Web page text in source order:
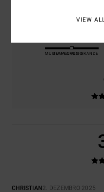
MUITO PEQUENO
DEMASIADO GRANDE
CHRISTIAN 2. DEZEMBRO 2025
VIEW